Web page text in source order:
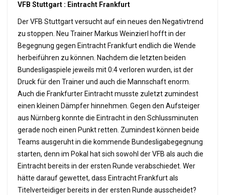
VFB Stuttgart : Eintracht Frankfurt
Der VFB Stuttgart versucht auf ein neues den Negativtrend
zu stoppen. Neu Trainer Markus Weinzierl hofft in der
Begegnung gegen Eintracht Frankfurt endlich die Wende
herbeiführen zu können. Nachdem die letzten beiden
Bundesligaspiele jeweils mit 0:4 verloren wurden, ist der
Druck für den Trainer und auch die Mannschaft enorm.
Auch die Frankfurter Eintracht musste zuletzt zumindest
einen kleinen Dämpfer hinnehmen. Gegen den Aufsteiger
aus Nürnberg konnte die Eintracht in den Schlussminuten
gerade noch einen Punkt retten. Zumindest können beide
Teams ausgeruht in die kommende Bundesligabegegnung
starten, denn im Pokal hat sich sowohl der VFB als auch die
Eintracht bereits in der ersten Runde verabschiedet. Wer
hätte darauf gewettet, dass Eintracht Frankfurt als
Titelverteidiger bereits in der ersten Runde ausscheidet?